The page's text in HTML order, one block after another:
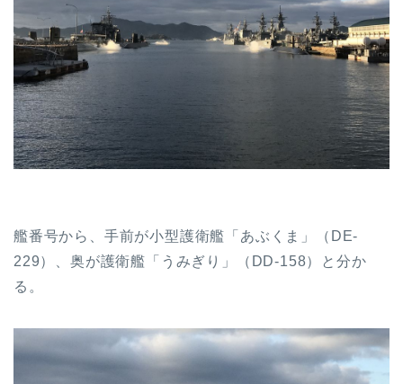
艦番号から、手前が小型護衛艦「あぶくま」（DE-
229）、奥が護衛艦「うみぎり」（DD-158）と分か
る。